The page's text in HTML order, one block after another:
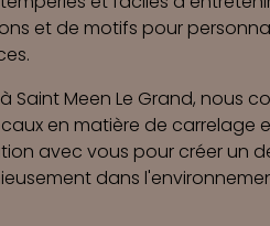
et de motifs pour
Saint Meen Le Grand, nous
en matière de carrelage
avec vous pour créer un
dans